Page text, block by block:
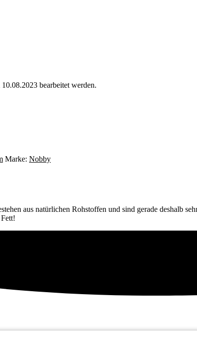
bearbeitet werden.
Marke: Nobby
aus natürlichen Rohstoffen und sind gerade deshalb